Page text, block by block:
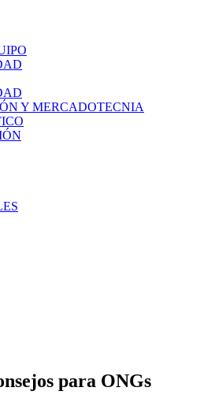
Y MERCADOTECNIA
para ONGs